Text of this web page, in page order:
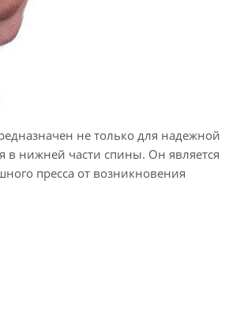
не только для надежной
в нижней части спины. Он является
пресса от возникновения